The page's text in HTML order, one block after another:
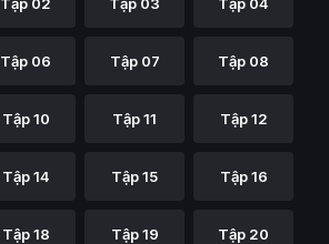
Tập 06 Tập 07 Tập 08
Tập 10 Tập 11 Tập 12
Tập 14 Tập 15 Tập 16
Tập 18 Tập 19 Tập 20